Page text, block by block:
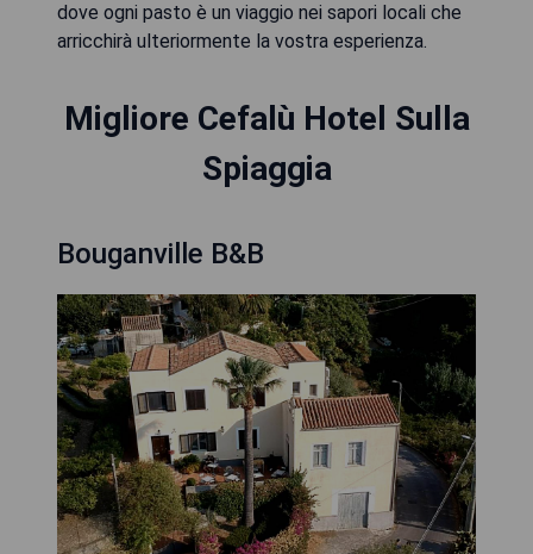
dove ogni pasto è un viaggio nei sapori locali che
arricchirà ulteriormente la vostra esperienza.
Migliore Cefalù Hotel Sulla
Spiaggia
Bouganville B&B